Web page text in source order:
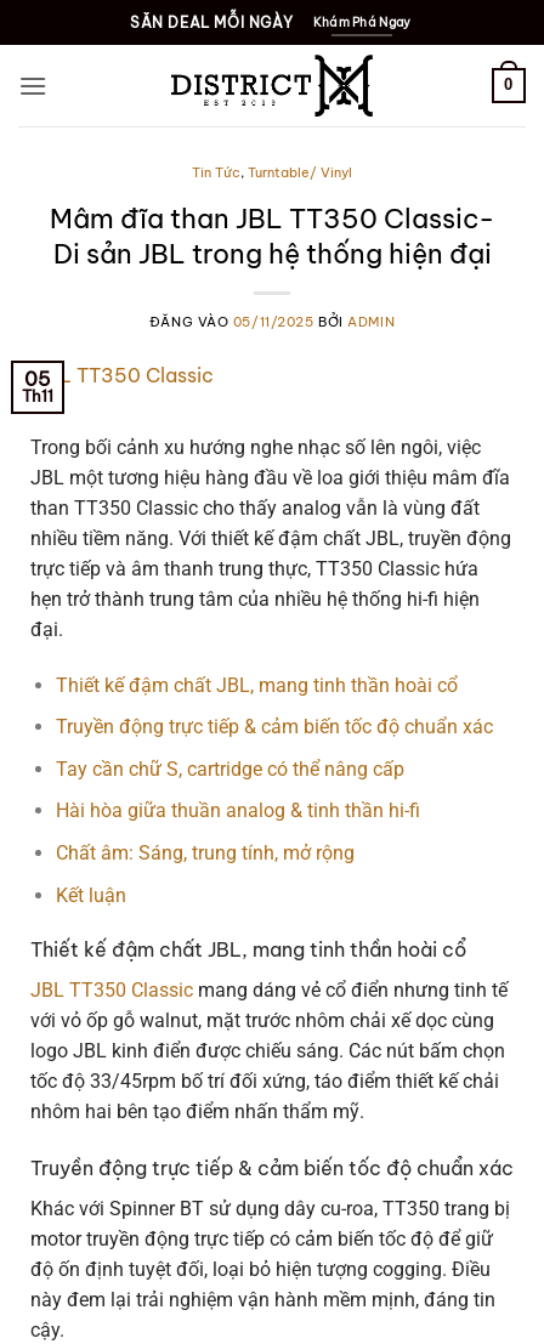
SĂN DEAL MỖI NGÀY Khám Phá Ngay
0
Tin Tức, Turntable/ Vinyl
Mâm đĩa than JBL TT350 Classic-
Di sản JBL trong hệ thống hiện đại
ĐĂNG VÀO 05/11/2025 BỞI ADMIN
05
Th11
Trong bối cảnh xu hướng nghe nhạc số lên ngôi, việc
JBL một tương hiệu hàng đầu về loa giới thiệu mâm đĩa
than TT350 Classic cho thấy analog vẫn là vùng đất
nhiều tiềm năng. Với thiết kế đậm chất JBL, truyền động
trực tiếp và âm thanh trung thực, TT350 Classic hứa
hẹn trở thành trung tâm của nhiều hệ thống hi-fi hiện
đại.
Thiết kế đậm chất JBL, mang tinh thần hoài cổ
Truyền động trực tiếp & cảm biến tốc độ chuẩn xác
Tay cần chữ S, cartridge có thể nâng cấp
Hài hòa giữa thuần analog & tinh thần hi-fi
Chất âm: Sáng, trung tính, mở rộng
Kết luận
Thiết kế đậm chất JBL, mang tinh thần hoài cổ
JBL TT350 Classic mang dáng vẻ cổ điển nhưng tinh tế
với vỏ ốp gỗ walnut, mặt trước nhôm chải xế dọc cùng
logo JBL kinh điển được chiếu sáng. Các nút bấm chọn
tốc độ 33/45rpm bố trí đối xứng, táo điểm thiết kế chải
nhôm hai bên tạo điểm nhấn thẩm mỹ.
Truyền động trực tiếp & cảm biến tốc độ chuẩn xác
Khác với Spinner BT sử dụng dây cu-roa, TT350 trang bị
motor truyền động trực tiếp có cảm biến tốc độ để giữ
độ ốn định tuyệt đối, loại bỏ hiện tượng cogging. Điều
này đem lại trải nghiệm vận hành mềm mịnh, đáng tin
cậy.